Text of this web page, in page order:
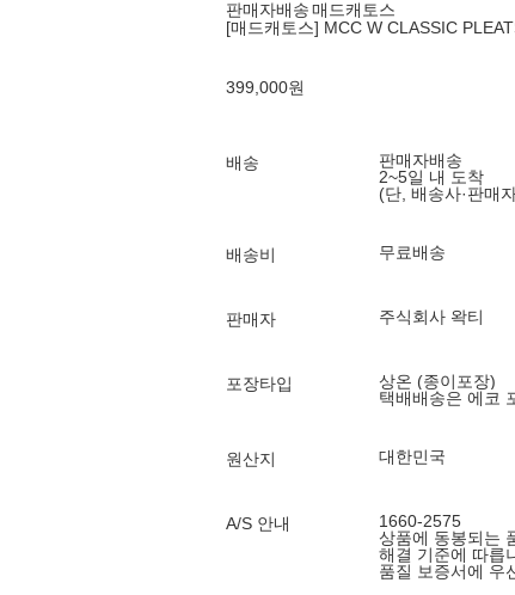
판매자배송매드캐토스
[매드캐토스] MCC W CLASSIC
399,000원
배송
판매자배송
2~5일 내 도착
(단, 배송사·판매
배송비 무료배송
판매자 주식회사 왁티
포장타입
상온 (종이포장)
택배배송은 에코
원산지 대한민국
A/S 안내
1660-2575
상품에 동봉되는
해결 기준에 따릅
품질 보증서에 우